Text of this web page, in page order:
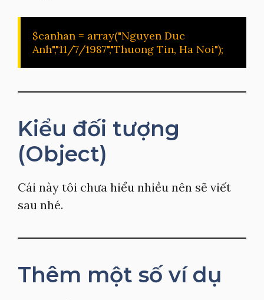
$canhan = array("Nguyen Duc
Anh","11/7/1987","Thuong Tin, Ha Noi");
Kiểu đối tượng
(Object)
Cái này tôi chưa hiểu nhiều nên sẽ viết
sau nhé.
Thêm một số ví dụ